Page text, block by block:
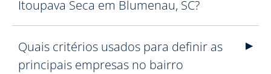
Itoupava Seca em Blumenau, SC?
Quais critérios usados para definir as
principais empresas no bairro